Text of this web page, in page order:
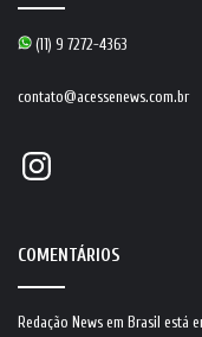
(11) 9 7272-4363
contato@acessenews.com.br
Instagram
COMENTÁRIOS
Redação News em Brasil está